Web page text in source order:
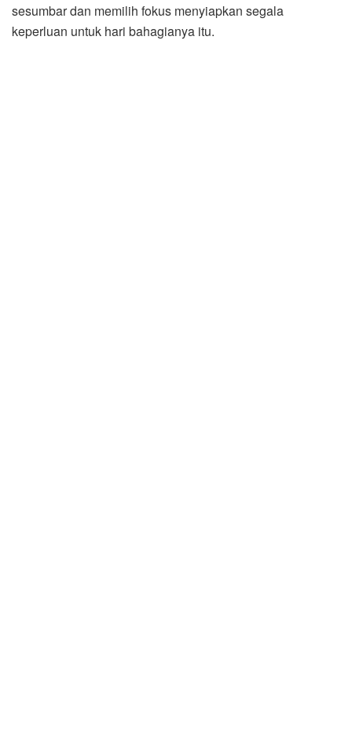
sesumbar dan memilih fokus menyiapkan segala
keperluan untuk hari bahagianya itu.